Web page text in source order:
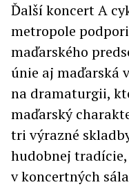
Ďalší koncert A
metropole
maďarského
únie aj maďarská
na dramaturgii,
maďarský
tri výrazné
hudobnej
v koncertných